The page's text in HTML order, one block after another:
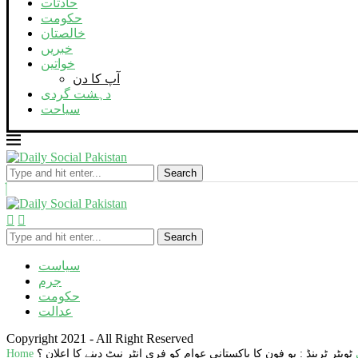
حادثات
حکومت
خالصتان
خبریں
خواتین
آپ کا دن
دہشت گردی
سیاحت
Search
Search
سیاست
جرم
حکومت
عدالت
Copyright 2021 - All Right Reserved
Home ٹویٹر ٹرینڈ : یو فون کا پاکستانی عوام کو فری انٹر نیٹ دینے کا اعلان ؟